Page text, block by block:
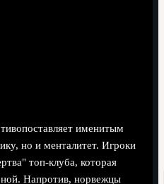
именитым
но и менталитет. Игроки
топ-клуба, которая
Напротив, норвежцы